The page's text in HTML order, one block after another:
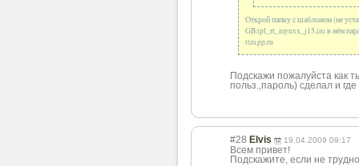
Открой папку с шаблоном (не
GB.tpl_rt_mynxx_j15.ini в нём
ttm.pp.ru
Подскажи пожалуйста как
польз.,пароль) сделал и
#28 Elvis 19.04.2009 09:17
Всем привет!
Подскажите, если не